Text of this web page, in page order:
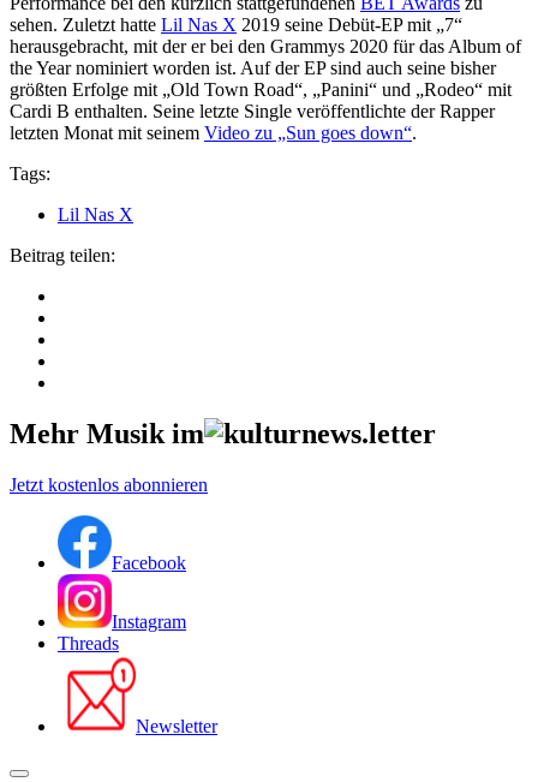
sehen. Zuletzt hatte Lil Nas X 2019 seine Debüt-EP mit „7“
herausgebracht, mit der er bei den Grammys 2020 für das Album of
the Year nominiert worden ist. Auf der EP sind auch seine bisher
größten Erfolge mit „Old Town Road“, „Panini“ und „Rodeo“ mit
Cardi B enthalten. Seine letzte Single veröffentlichte der Rapper
letzten Monat mit seinem Video zu „Sun goes down“.
Tags:
Lil Nas X
Beitrag teilen:
Mehr Musik im
Jetzt kostenlos abonnieren
Facebook
Instagram
Threads
Newsletter